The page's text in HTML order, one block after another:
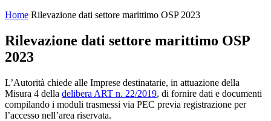
Home Rilevazione dati settore marittimo OSP 2023
Rilevazione dati settore marittimo OSP
2023
L’Autorità chiede alle Imprese destinatarie, in attuazione della
Misura 4 della delibera ART n. 22/2019, di fornire dati e documenti
compilando i moduli trasmessi via PEC previa registrazione per
l’accesso nell’area riservata.